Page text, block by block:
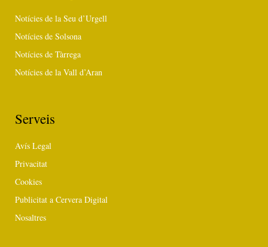
Notícies de la Seu d’Urgell
Notícies de Solsona
Notícies de Tàrrega
Notícies de la Vall d’Aran
Serveis
Avís Legal
Privacitat
Cookies
Publicitat a Cervera Digital
Nosaltres